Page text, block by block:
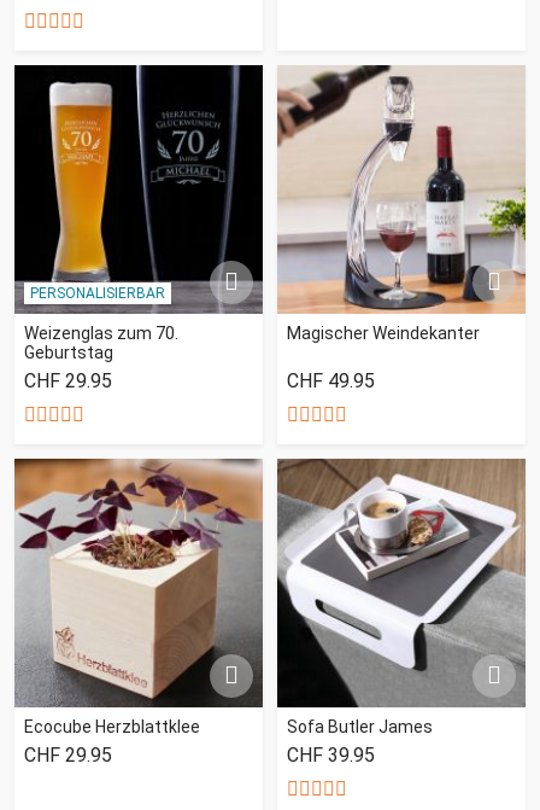
PERSONALISIERBAR
Weizenglas zum 70.
Geburtstag
CHF 29.95
Magischer Weindekanter
CHF 49.95
Ecocube Herzblattklee
CHF 29.95
Sofa Butler James
CHF 39.95